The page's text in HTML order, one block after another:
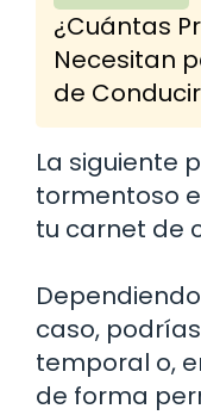
¿Cuántas
Necesitan
de
La siguiente
tormentoso
tu carnet de
caso,
temporal o,
de forma